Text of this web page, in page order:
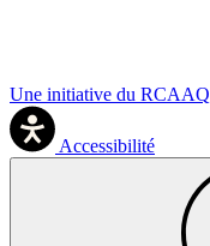
Une initiative du RCAAQ
Accessibilité